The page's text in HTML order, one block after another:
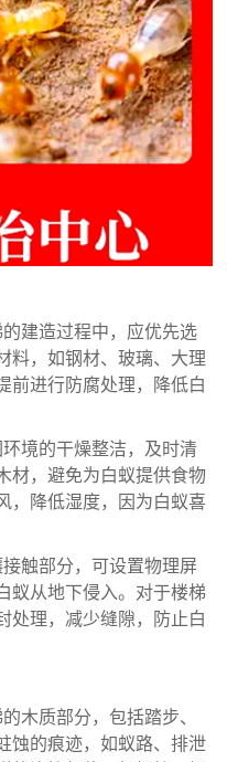
建造过程中，应优先选
料，如钢材、玻璃、大理
前进行防腐处理，降低白
境的干燥整洁，及时清
材，避免为白蚁提供食物
，降低湿度，因为白蚁喜
触部分，可设置物理屏
蚁从地下侵入。对于楼梯
处理，减少缝隙，防止白
木质部分，包括踏步、
蚀的痕迹，如蚁路、排泄